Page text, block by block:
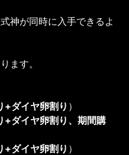
神が同時に入手できるよ
ます。
+ダイヤ卵割り ）
+ダイヤ卵割り、期間購
+ダイヤ卵割り ）